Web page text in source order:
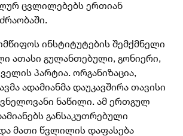
ცვლილებებს ერთიან
ინსტიტუტების შემქმნელი
ათასი გულანთებული, გონიერი,
პარტია. ორგანიზაცია,
ადამიანმა დაუკავშირა თავისი
ნაწილი. ამ ერთგულ
განსაკუთრებული
მათი წვლილის დაფასება